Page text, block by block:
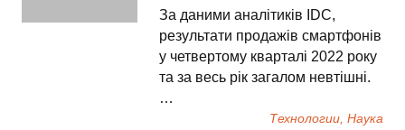
За даними аналітиків IDC,
результати продажів смартфонів
у четвертому кварталі 2022 року
та за весь рік загалом невтішні.
…
Технологии, Наука